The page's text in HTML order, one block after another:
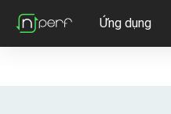
Ứng dụng